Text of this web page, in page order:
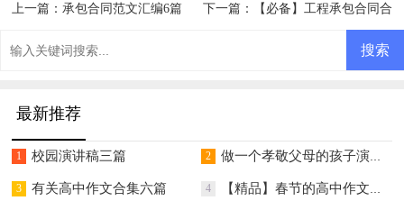
上一篇：承包合同范文汇编6篇 下一篇：
【必备】工程承包合同合
最新推荐
1 校园演讲稿三篇 2 做一个孝敬父母的孩子演讲稿
3 有关高中作文合集六篇 4 【精品】春节的高中作文汇总八篇